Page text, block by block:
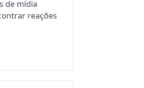
de mídia
reações